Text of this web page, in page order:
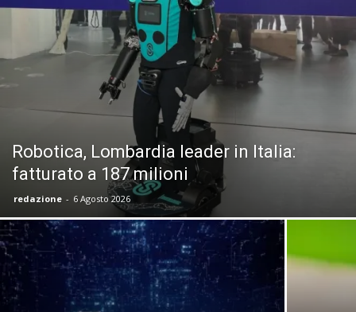
Robotica, Lombardia leader in Italia:
fatturato a 187 milioni
redazione - 6 Agosto 2026